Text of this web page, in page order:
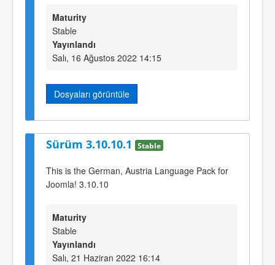
Maturity
Stable
Yayınlandı
Salı, 16 Ağustos 2022 14:15
Dosyaları görüntüle
Sürüm 3.10.10.1 Stable
This is the German, Austria Language Pack for
Joomla! 3.10.10
Maturity
Stable
Yayınlandı
Salı, 21 Haziran 2022 16:14